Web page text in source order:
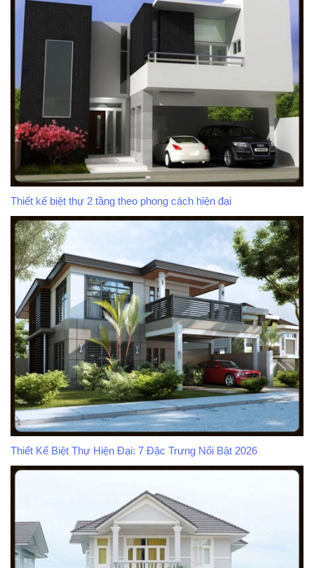
Thiết kế biệt thự 2 tầng theo phong cách hiện đại
Thiết Kế Biệt Thự Hiện Đại: 7 Đặc Trưng Nổi Bật 2026